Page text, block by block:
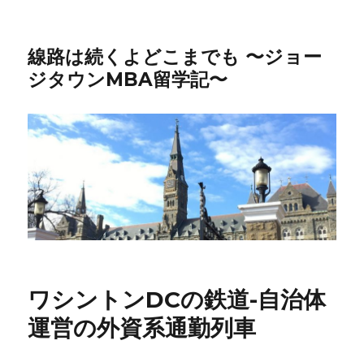
線路は続くよどこまでも 〜ジョー
ジタウンMBA留学記〜
ワシントンDCの鉄道-自治体
運営の外資系通勤列車